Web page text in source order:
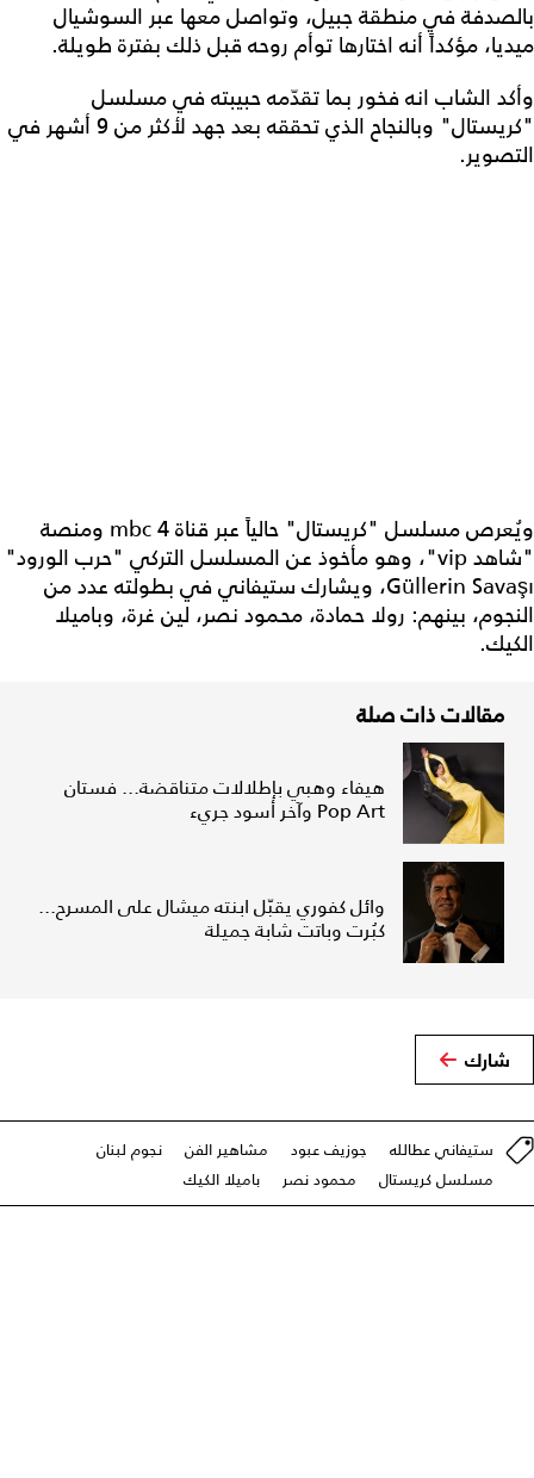
بالصدفة في منطقة جبيل، وتواصل معها عبر السوشيال
ميديا، مؤكداً أنه اختارها توأم روحه قبل ذلك بفترة طويلة.
وأكد الشاب انه فخور بما تقدّمه حبيبته في مسلسل
"كريستال" وبالنجاح الذي تحققه بعد جهد لأكثر من 9 أشهر في
التصوير.
ويُعرص مسلسل "كريستال" حالياً عبر قناة mbc 4 ومنصة
"شاهد vip"، وهو مأخوذ عن المسلسل التركي "حرب الورود"
Güllerin Savaşı، ويشارك ستيفاني في بطولته عدد من
النجوم، بينهم: رولا حمادة، محمود نصر، لين غرة، وباميلا
الكيك.
مقالات ذات صلة
هيفاء وهبي بإطلالات متناقضة... فستان
Pop Art وآخر أسود جريء
وائل كفوري يقبّل ابنته ميشال على المسرح...
كبُرت وباتت شابة جميلة
شارك
ستيفاني عطالله جوزيف عبود مشاهير الفن
نجوم لبنان
مسلسل كريستال
محمود نصر باميلا الكيك